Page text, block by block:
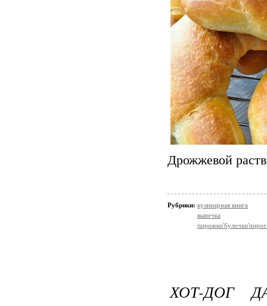
Дрожжевой
Рубрики: кулинарная книга
выпечка
ХОТ-ДОГ